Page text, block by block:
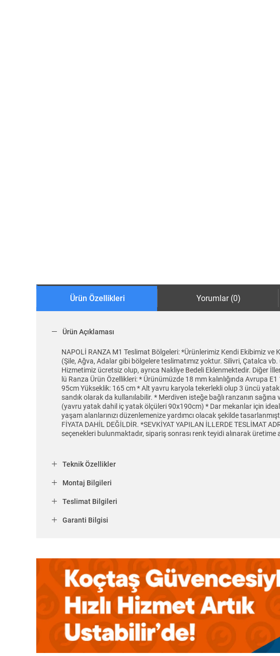
Ürün Özellikleri Yorumlar (0)
Ürün Açıklaması
NAPOLİ RANZA M1 Teslimat Bölgeleri: *Ürünlerimiz Kendi Ekibimiz
(Şile, Ağva, Adalar gibi bölgelere teslimatımız yoktur. Silivri, Çatalca
Hizmetimiz ücretsiz olup, ayrıca Nakliye Bedeli Eklenmektedir. Diğer
lü Ranza Ürün Özellikleri: * Ürünümüzde 18 mm kalınlığında Avrupa
95cm Yükseklik: 165 cm * Alt yavru karyola tekerlekli olup 3 üncü
sandık olarak da kullanılabilir. * Merdiven isteğe bağlı ranzanın
(yavru yatak dahil iç yatak ölçüleri 90x190cm) * Dar mekanlar için
yaşam alanlarınızı düzenlemenize yardımcı olacak şekilde
FİYATA DAHİL DEĞİLDİR. *SEVKİYAT YAPILAN İLLERDE TESLİMAT
seçenekleri bulunmaktadır, sipariş sonrası renk teyidi alınarak
Teknik Özellikler
Montaj Bilgileri
Teslimat Bilgileri
Garanti Bilgisi